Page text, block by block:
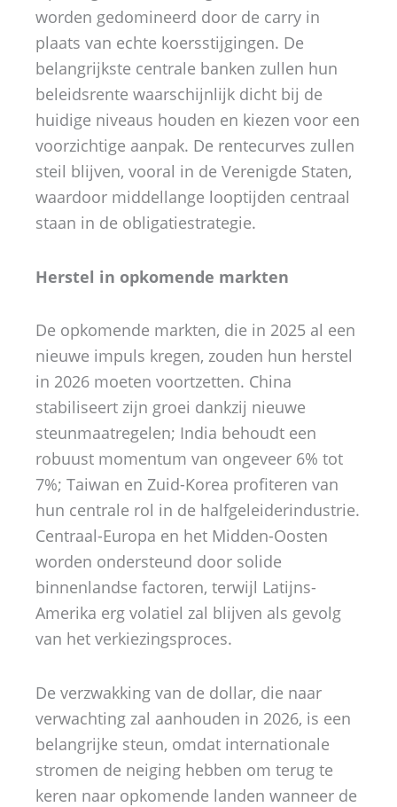
worden gedomineerd door de carry in
plaats van echte koersstijgingen. De
belangrijkste centrale banken zullen hun
beleidsrente waarschijnlijk dicht bij de
huidige niveaus houden en kiezen voor een
voorzichtige aanpak. De rentecurves zullen
steil blijven, vooral in de Verenigde Staten,
waardoor middellange looptijden centraal
staan in de obligatiestrategie.
Herstel in opkomende markten
De opkomende markten, die in 2025 al een
nieuwe impuls kregen, zouden hun herstel
in 2026 moeten voortzetten. China
stabiliseert zijn groei dankzij nieuwe
steunmaatregelen; India behoudt een
robuust momentum van ongeveer 6% tot
7%; Taiwan en Zuid-Korea profiteren van
hun centrale rol in de halfgeleiderindustrie.
Centraal-Europa en het Midden-Oosten
worden ondersteund door solide
binnenlandse factoren, terwijl Latijns-
Amerika erg volatiel zal blijven als gevolg
van het verkiezingsproces.
De verzwakking van de dollar, die naar
verwachting zal aanhouden in 2026, is een
belangrijke steun, omdat internationale
stromen de neiging hebben om terug te
keren naar opkomende landen wanneer de